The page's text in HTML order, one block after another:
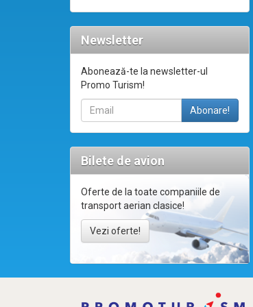
Newsletter
Abonează-te la newsletter-ul
Promo Turism!
Bilete de avion
Oferte de la toate companiile de
transport aerian clasice!
Vezi oferte!